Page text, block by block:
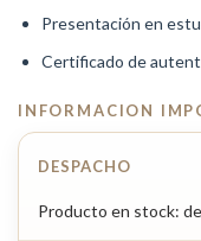
Presentación en
Certificado de
INFORMACION
DESPACHO
Producto en stock: